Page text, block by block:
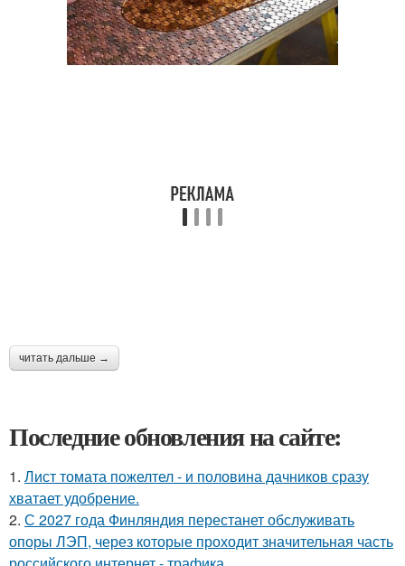
читать дальше →
Последние обновления на сайте:
1. Лист томата пожелтел - и половина дачников сразу
хватает удобрение.
2. С 2027 года Финляндия перестанет обслуживать
опоры ЛЭП, через которые проходит значительная часть